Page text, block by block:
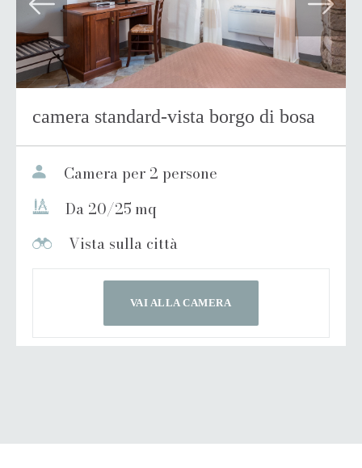
Previous Next
camera standard-vista borgo di bosa
Camera per 2 persone
Da 20/25 mq
Vista sulla città
VAI ALLA CAMERA